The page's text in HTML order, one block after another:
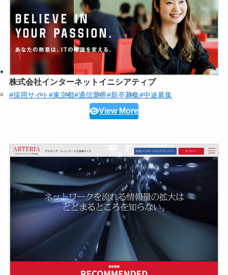
株式会社インターネットイニシアティブ
#採用サイト#東京都#通信業界#新卒募集#中途募集
View More